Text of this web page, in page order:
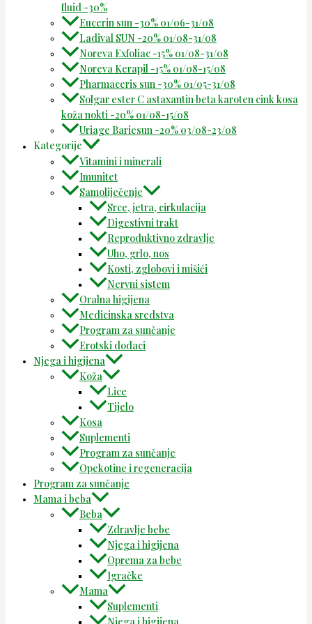
fluid -30%
Eucerin sun -30% 01/06-31/08
Ladival SUN -20% 01/08-31/08
Noreva Exfoliac -15% 01/08-31/08
Noreva Kerapil -15% 01/08-15/08
Pharmaceris sun -30% 01/05-31/08
Solgar ester C astaxantin beta karoten cink kosa
koža nokti -20% 01/08-15/08
Uriage Bariesun -20% 03/08-23/08
Kategorije
Vitamini i minerali
Imunitet
Samoliječenje
Srce, jetra, cirkulacija
Digestivni trakt
Reproduktivno zdravlje
Uho, grlo, nos
Kosti, zglobovi i mišići
Nervni sistem
Oralna higijena
Medicinska sredstva
Program za sunčanje
Erotski dodaci
Njega i higijena
Koža
Lice
Tijelo
Kosa
Suplementi
Program za sunčanje
Opekotine i regeneracija
Program za sunčanje
Mama i beba
Beba
Zdravlje bebe
Njega i higijena
Oprema za bebe
Igračke
Mama
Suplementi